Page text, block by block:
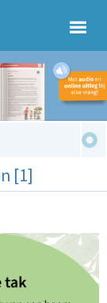
[1]